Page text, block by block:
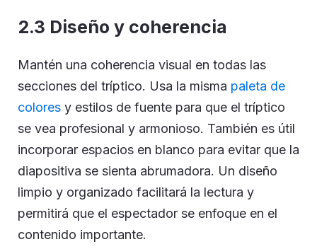
2.3 Diseño y coherencia
Mantén una coherencia visual en todas las
secciones del tríptico. Usa la misma paleta de
colores y estilos de fuente para que el tríptico
se vea profesional y armonioso. También es útil
incorporar espacios en blanco para evitar que la
diapositiva se sienta abrumadora. Un diseño
limpio y organizado facilitará la lectura y
permitirá que el espectador se enfoque en el
contenido importante.